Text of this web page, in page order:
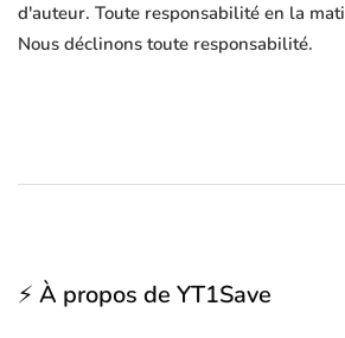
d'auteur. Toute responsabilité en la
Nous déclinons toute responsabilité.
⚡ À propos de YT1Save